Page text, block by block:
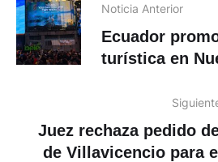
Noticia Anterior
Ecuador
turística en
Juez rechaza pedido
de Villavicencio para